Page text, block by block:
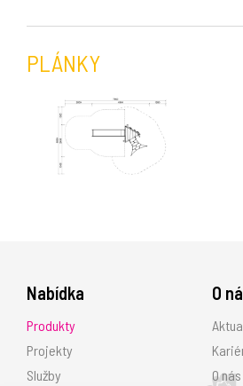
PLÁNKY
Nabídka
Produkty
Projekty
Služby
O
O nás